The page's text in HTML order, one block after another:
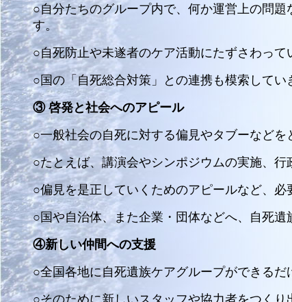
○自分たちのグループ内で、何か運営上の問
す。
○自死防止や未遂者のケア活動にたずさわって
○国の「自死総合対策」との連携も模索してい
③ 啓発と社会へのアピール
○一般社会の自死に対する偏見やタブーなどを
○たとえば、講演会やシンポジウムの実施、行
○偏見を是正していくためのアピールなど、必
○国や自治体、また企業・団体などへ、自死遺
④新しい仲間への支援
○全国各地に自死遺族ケアグループができる
○そのために新しいスタッフや協力者をつくり